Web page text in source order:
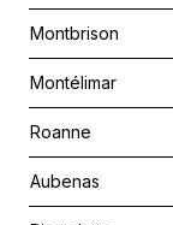
Montbrison
Montélimar
Roanne
Aubenas